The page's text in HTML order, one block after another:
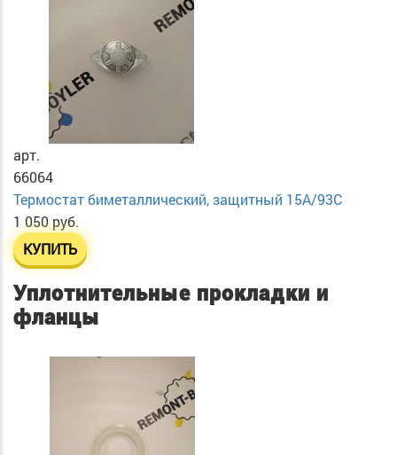
арт.
66064
Термостат биметаллический, защитный 15А/93С
1 050 руб.
КУПИТЬ
Уплотнительные прокладки и
фланцы